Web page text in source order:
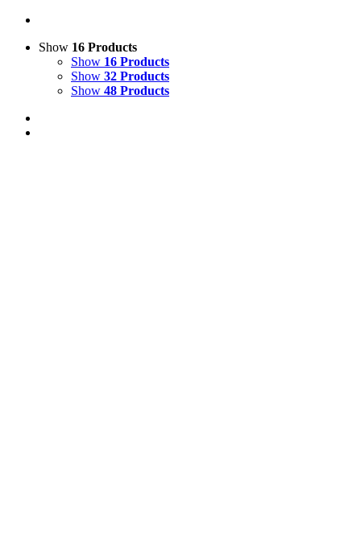
Show 16 Products
Show 16 Products
Show 32 Products
Show 48 Products